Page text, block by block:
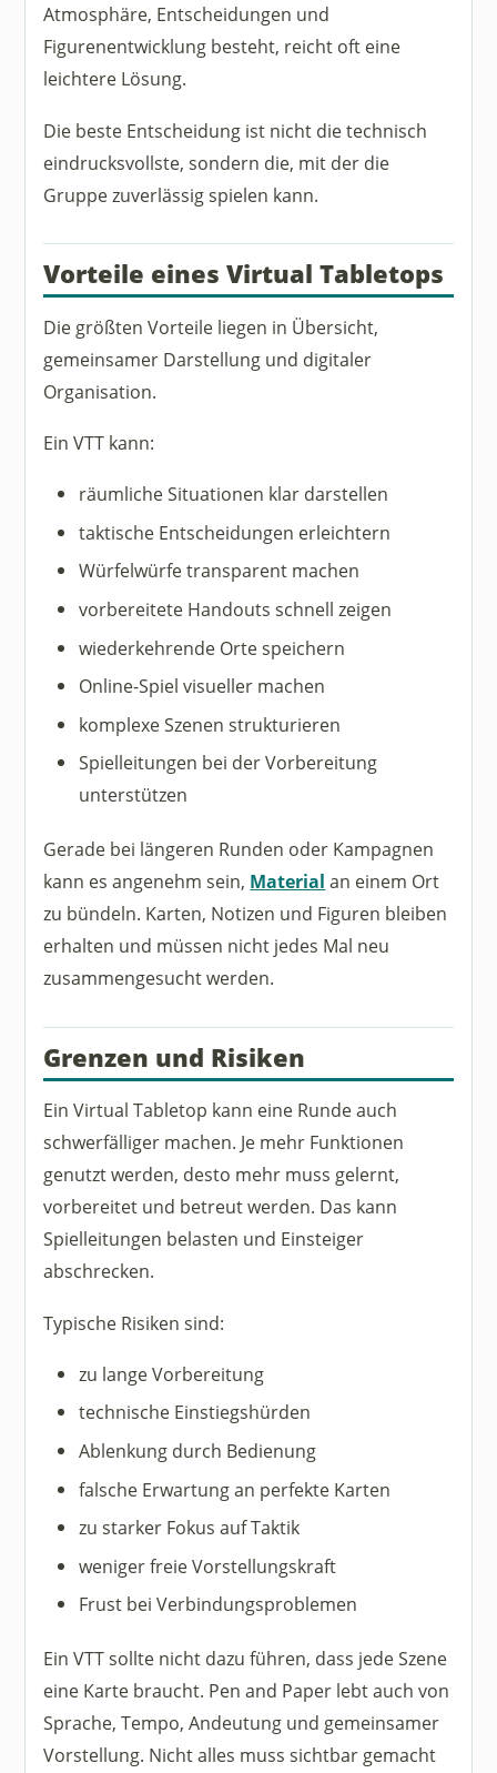
Atmosphäre, Entscheidungen und
Figurenentwicklung besteht, reicht oft eine
leichtere Lösung.
Die beste Entscheidung ist nicht die technisch
eindrucksvollste, sondern die, mit der die
Gruppe zuverlässig spielen kann.
Vorteile eines Virtual Tabletops
Die größten Vorteile liegen in Übersicht,
gemeinsamer Darstellung und digitaler
Organisation.
Ein VTT kann:
räumliche Situationen klar darstellen
taktische Entscheidungen erleichtern
Würfelwürfe transparent machen
vorbereitete Handouts schnell zeigen
wiederkehrende Orte speichern
Online-Spiel visueller machen
komplexe Szenen strukturieren
Spielleitungen bei der Vorbereitung
unterstützen
Gerade bei längeren Runden oder Kampagnen
kann es angenehm sein, Material an einem Ort
zu bündeln. Karten, Notizen und Figuren bleiben
erhalten und müssen nicht jedes Mal neu
zusammengesucht werden.
Grenzen und Risiken
Ein Virtual Tabletop kann eine Runde auch
schwerfälliger machen. Je mehr Funktionen
genutzt werden, desto mehr muss gelernt,
vorbereitet und betreut werden. Das kann
Spielleitungen belasten und Einsteiger
abschrecken.
Typische Risiken sind:
zu lange Vorbereitung
technische Einstiegshürden
Ablenkung durch Bedienung
falsche Erwartung an perfekte Karten
zu starker Fokus auf Taktik
weniger freie Vorstellungskraft
Frust bei Verbindungsproblemen
Ein VTT sollte nicht dazu führen, dass jede Szene
eine Karte braucht. Pen and Paper lebt auch von
Sprache, Tempo, Andeutung und gemeinsamer
Vorstellung. Nicht alles muss sichtbar gemacht